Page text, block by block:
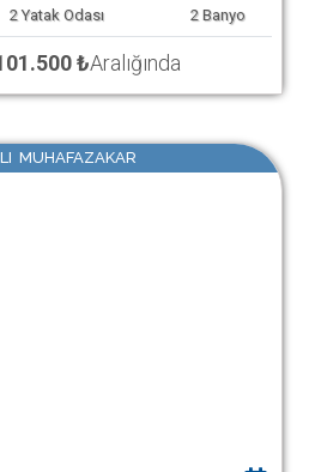
2 Yatak Odası 2 Banyo
₺Aralığında
MUHAFAZAKAR